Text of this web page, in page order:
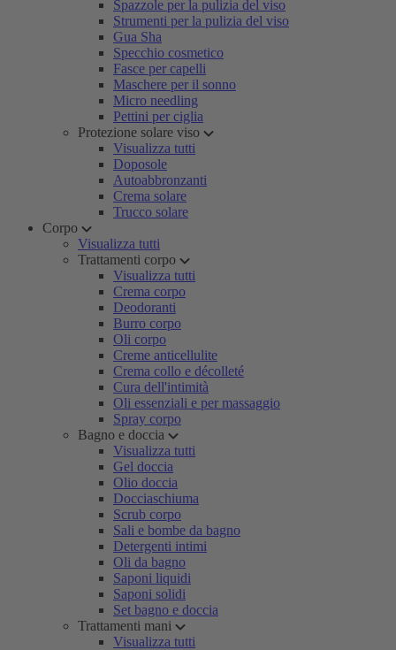
Spazzole per la pulizia del viso
Strumenti per la pulizia del viso
Gua Sha
Specchio cosmetico
Fasce per capelli
Maschere per il sonno
Micro needling
Pettini per ciglia
Protezione solare viso
Visualizza tutti
Doposole
Autoabbronzanti
Crema solare
Trucco solare
Corpo
Visualizza tutti
Trattamenti corpo
Visualizza tutti
Crema corpo
Deodoranti
Burro corpo
Oli corpo
Creme anticellulite
Crema collo e décolleté
Cura dell'intimità
Oli essenziali e per massaggio
Spray corpo
Bagno e doccia
Visualizza tutti
Gel doccia
Olio doccia
Docciaschiuma
Scrub corpo
Sali e bombe da bagno
Detergenti intimi
Oli da bagno
Saponi liquidi
Saponi solidi
Set bagno e doccia
Trattamenti mani
Visualizza tutti